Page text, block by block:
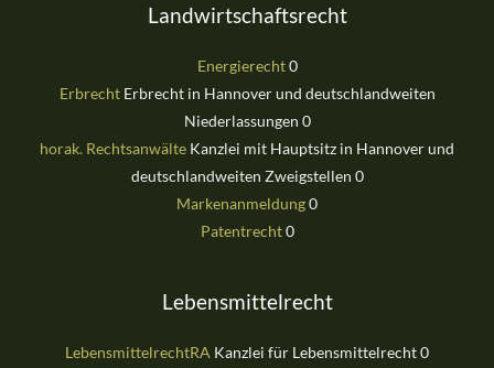
Landwirtschaftsrecht
Energierecht0
ErbrechtErbrecht in Hannover und deutschlandweiten
Niederlassungen 0
horak. Rechtsanwälte Kanzlei mit Hauptsitz in Hannover und
deutschlandweiten Zweigstellen 0
Markenanmeldung0
Patentrecht0
Lebensmittelrecht
LebensmittelrechtRA Kanzlei für Lebensmittelrecht 0